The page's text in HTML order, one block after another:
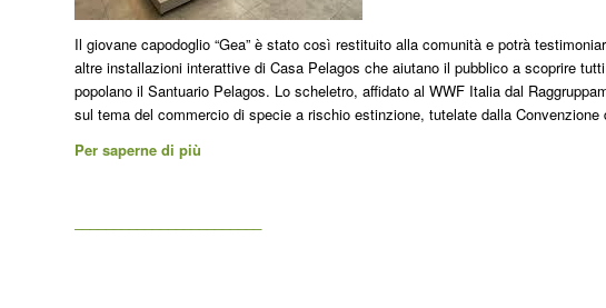
Il giovane capodoglio “Gea” è stato così restituito alla comunità e potrà
altre installazioni interattive di Casa Pelagos che aiutano il pubblico a scoprire
popolano il Santuario Pelagos. Lo scheletro, affidato al WWF Italia dal
sul tema del commercio di specie a rischio estinzione, tutelate dalla
Per saperne di più